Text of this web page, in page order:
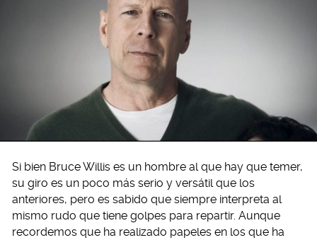
Si bien Bruce Willis es un hombre al que hay que temer,
su giro es un poco más serio y versátil que los
anteriores, pero es sabido que siempre interpreta al
mismo rudo que tiene golpes para repartir. Aunque
recordemos que ha realizado papeles en los que ha